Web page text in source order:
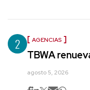
2 AGENCIAS
TBWA
agosto 5, 2026